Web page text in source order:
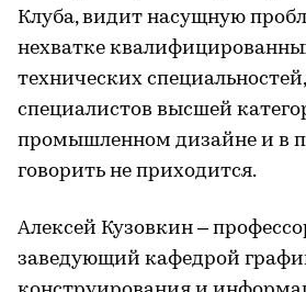
Клуба, видит насущную
нехватке
технических
специалистов высшей
промышленном дизайне и в
говорить не приходится.
Алексей Кузовкин –
заведующий кафедрой